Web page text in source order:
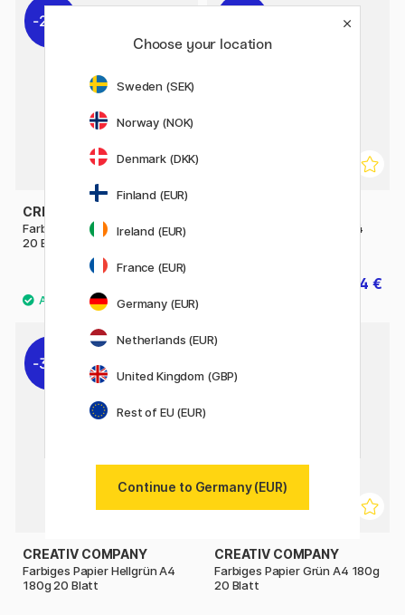
20%
CREATIV COMPANY
Farbiges Papier Gelb A4 180g
20 Blatt
Farbiges Papier Orange A4
4 €
30%
CREATIV COMPANY
Farbiges Papier Hellgrün A4
180g 20 Blatt
CREATIV COMPANY
Farbiges Papier Grün A4 180g
20 Blatt
Choose your location
Sweden (SEK)
Norway (NOK)
Denmark (DKK)
Finland (EUR)
Ireland (EUR)
France (EUR)
Germany (EUR)
Netherlands (EUR)
United Kingdom (GBP)
Rest of EU (EUR)
Continue to Germany (EUR)